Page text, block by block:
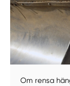
Om rensa